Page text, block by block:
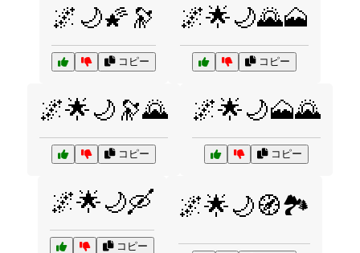
🌌🌙🌠🔭
コピー
🌌🌟🌙🌄🗻
コピー
🌌🌟🌙🔭🌄
コピー
🌌🌟🌙🗻🌄
コピー
🌌🌟🌙🛶
コピー
🌌🌟🌙🧭🏞️